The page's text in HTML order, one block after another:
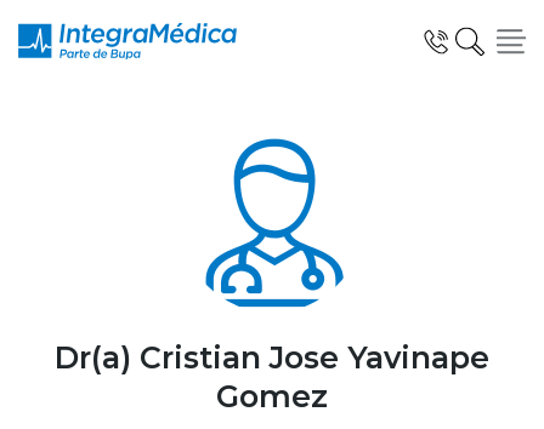
Especialidades y Servicios
Telemedicina Blua
Dr(a) Cristian Jose Yavinape
Gomez